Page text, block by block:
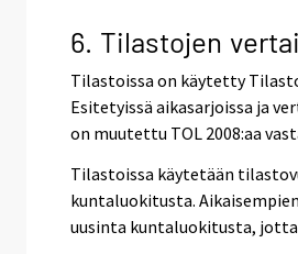
6. Tilastojen
Tilastoissa on käytetty
Esitetyissä aikasarjoissa ja
on muutettu TOL 2008:aa
Tilastoissa käytetään
kuntaluokitusta.
uusinta kuntaluokitusta,